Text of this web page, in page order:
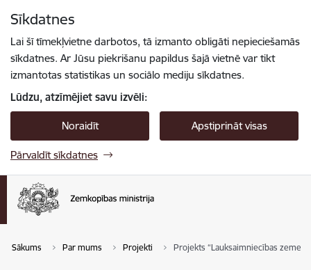
Sīkdatnes
Lai šī tīmekļvietne darbotos, tā izmanto obligāti nepieciešamās
sīkdatnes. Ar Jūsu piekrišanu papildus šajā vietnē var tikt
izmantotas statistikas un sociālo mediju sīkdatnes.
Lūdzu, atzīmējiet savu izvēli:
Noraidīt Apstiprināt visas
Pārvaldīt sīkdatnes
Sākums Par mums Projekti Projekts “Lauksaimniecības zemes